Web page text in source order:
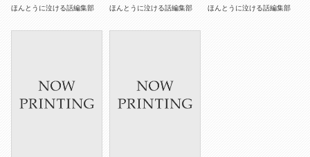
ほんとうに泣ける話編集部 ほんとうに泣ける話編集部 ほんとうに泣ける話編集部